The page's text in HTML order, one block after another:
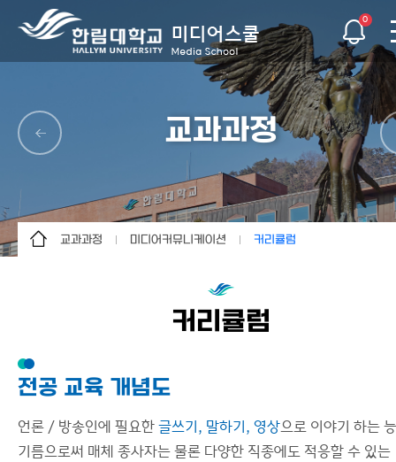
0
교과과정
교과과정
대학원
연구소
이용안내
미디어커뮤니케이션
디지털미디어콘텐츠
커리큘럼
트랙제
커리큘럼
전공 교육 개념도
언론 / 방송인에 필요한글쓰기, 말하기, 영상으로 이야기 하는
기름으로써 매체 종사자는 물론 다양한 직종에도 적응할 수 있는